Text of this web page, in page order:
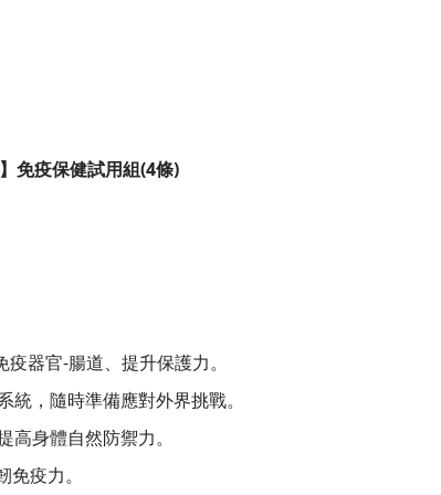
免疫保健試用組(4條)
器官-腸道、提升保護力。
，隨時準備應對外界挑戰。
身體自然防禦力。
疫力。